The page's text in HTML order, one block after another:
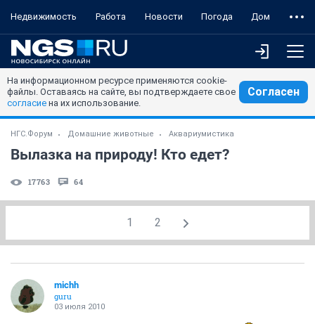
Недвижимость Работа Новости Погода Дом
На информационном ресурсе применяются cookie-
файлы. Оставаясь на сайте, вы подтверждаете свое
согласие на их использование.
Согласен
НГС.Форум Домашние животные Аквариумистика
Вылазка на природу! Кто едет?
17763 64
1 2
michh
guru
03 июля 2010